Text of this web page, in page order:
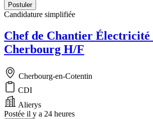
Postuler
Candidature simplifiée
Chef de Chantier Électricité
Cherbourg H/F
Cherbourg-en-Cotentin
CDI
Alierys
Postée il y a 24 heures